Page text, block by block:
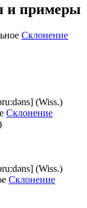
и примеры
Склонение
(Wiss.)
Склонение
(Wiss.)
Склонение